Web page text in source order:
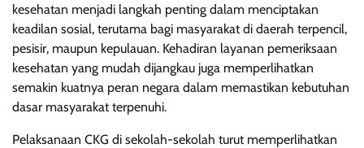
kesehatan menjadi langkah penting dalam menciptakan
keadilan sosial, terutama bagi masyarakat di daerah terpencil,
pesisir, maupun kepulauan. Kehadiran layanan pemeriksaan
kesehatan yang mudah dijangkau juga memperlihatkan
semakin kuatnya peran negara dalam memastikan kebutuhan
dasar masyarakat terpenuhi.
Pelaksanaan CKG di sekolah-sekolah turut memperlihatkan